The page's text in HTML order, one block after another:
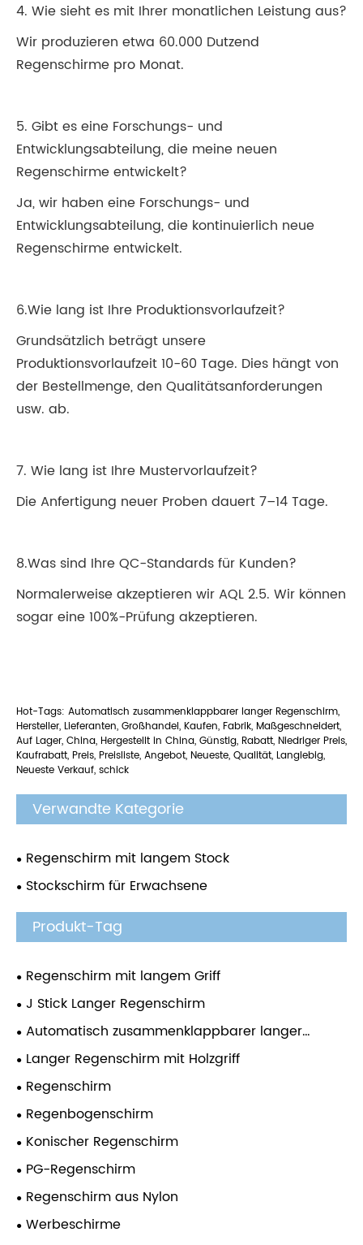
4. Wie sieht es mit Ihrer monatlichen Leistung aus?
Wir produzieren etwa 60.000 Dutzend
Regenschirme pro Monat.
5. Gibt es eine Forschungs- und
Entwicklungsabteilung, die meine neuen
Regenschirme entwickelt?
Ja, wir haben eine Forschungs- und
Entwicklungsabteilung, die kontinuierlich neue
Regenschirme entwickelt.
6.Wie lang ist Ihre Produktionsvorlaufzeit?
Grundsätzlich beträgt unsere
Produktionsvorlaufzeit 10-60 Tage. Dies hängt von
der Bestellmenge, den Qualitätsanforderungen
usw. ab.
7. Wie lang ist Ihre Mustervorlaufzeit?
Die Anfertigung neuer Proben dauert 7–14 Tage.
8.Was sind Ihre QC-Standards für Kunden?
Normalerweise akzeptieren wir AQL 2.5. Wir können
sogar eine 100%-Prüfung akzeptieren.
Hot-Tags: Automatisch zusammenklappbarer langer Regenschirm,
Hersteller, Lieferanten, Großhandel, Kaufen, Fabrik, Maßgeschneidert,
Auf Lager, China, Hergestellt in China, Günstig, Rabatt, Niedriger Preis,
Kaufrabatt, Preis, Preisliste, Angebot, Neueste, Qualität, Langlebig,
Neueste Verkauf, schick
Verwandte Kategorie
Regenschirm mit langem Stock
Stockschirm für Erwachsene
Produkt-Tag
Regenschirm mit langem Griff
J Stick Langer Regenschirm
Automatisch zusammenklappbarer langer
Regenschirm
Langer Regenschirm mit Holzgriff
Regenschirm
Regenbogenschirm
Konischer Regenschirm
PG-Regenschirm
Regenschirm aus Nylon
Werbeschirme